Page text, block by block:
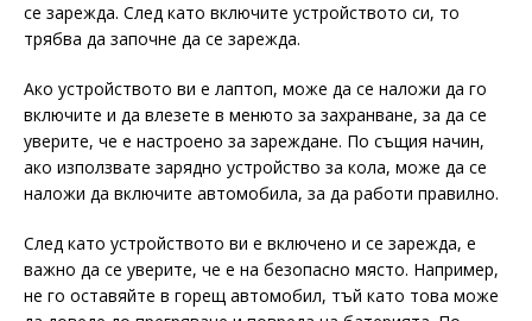
се зарежда. След като включите устройството си, то
трябва да започне да се зарежда.
Ако устройството ви е лаптоп, може да се наложи да го
включите и да влезете в менюто за захранване, за да се
уверите, че е настроено за зареждане. По същия начин,
ако използвате зарядно устройство за кола, може да се
наложи да включите автомобила, за да работи правилно.
След като устройството ви е включено и се зарежда, е
важно да се уверите, че е на безопасно място. Например,
не го оставяйте в горещ автомобил, тъй като това може